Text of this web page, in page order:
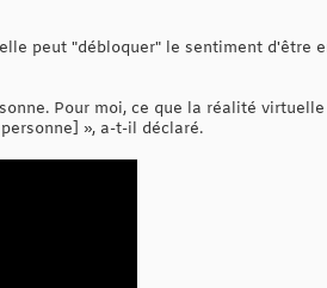
peut "débloquer" le sentiment d'être
Pour moi, ce que la réalité virtuelle
», a-t-il déclaré.